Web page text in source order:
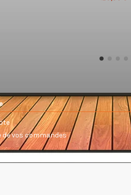
de vos commandes